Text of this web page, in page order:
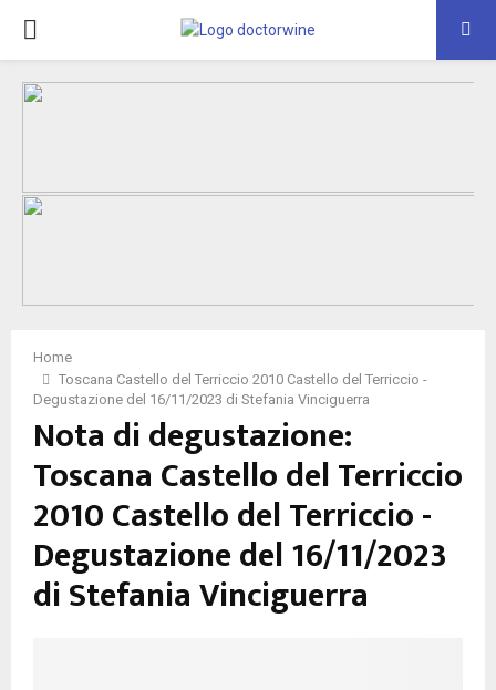
PRIMARY
MENU
Home
Toscana Castello del Terriccio 2010 Castello del Terriccio -
Degustazione del 16/11/2023 di Stefania Vinciguerra
Nota di degustazione:
Toscana Castello del Terriccio
2010 Castello del Terriccio -
Degustazione del 16/11/2023
di Stefania Vinciguerra